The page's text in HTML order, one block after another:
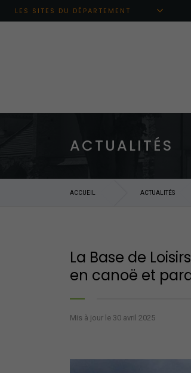
Aller au menu principal
Aller au contenu
Aller à la recherche
LES SITES DU DÉPARTEMENT
ACTUALITÉS
ACCUEIL ACTUALITÉS
La Base de
en canoë et
Mis à jour le 30 avril 2025